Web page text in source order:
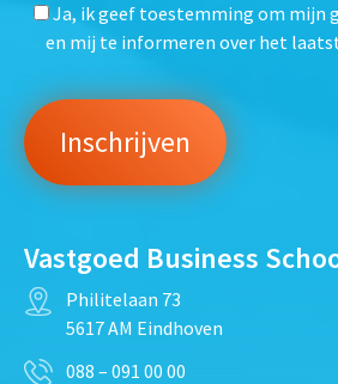
Ja, ik geef toestemming om mijn
en mij te informeren over het
Vastgoed Business
Philitelaan 73
5617 AM Eindhoven
088 – 091 00 00